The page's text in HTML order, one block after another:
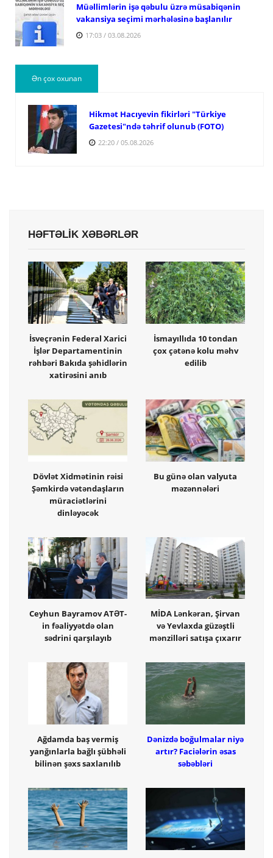
Müəllimlərin işə qəbulu üzrə müsabiqənin
vakansiya seçimi mərhələsinə başlanılır
17:03 / 03.08.2026
Ən çox oxunan
Hikmət Hacıyevin fikirləri "Türkiye
Gazetesi"ndə təhrif olunub (FOTO)
22:20 / 05.08.2026
HƏFTƏLİK XƏBƏRLƏR
İsveçrənin Federal Xarici
İşlər Departamentinin
rəhbəri Bakıda şəhidlərin
xatirəsini anıb
İsmayıllıda 10 tondan
çox çətənə kolu məhv
edilib
Dövlət Xidmətinin rəisi
Şəmkirdə vətəndaşların
müraciətlərini
dinləyəcək
Bu günə olan valyuta
məzənnələri
Ceyhun Bayramov ATƏT-
in fəaliyyətdə olan
sədrini qarşılayıb
MİDA Lənkəran, Şirvan
və Yevlaxda güzəştli
mənzilləri satışa çıxarır
Ağdamda baş vermiş
yanğınlarla bağlı şübhəli
bilinən şəxs saxlanılıb
Dənizdə boğulmalar niyə
artır? Faciələrin əsas
səbəbləri